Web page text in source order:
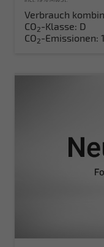
Verbrauch
CO2-Klasse: D
CO2-Emissionen: